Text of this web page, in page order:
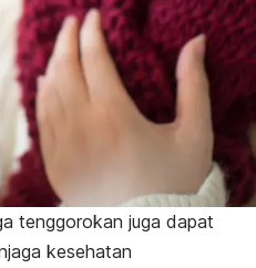
tenggorokan juga dapat
kesehatan